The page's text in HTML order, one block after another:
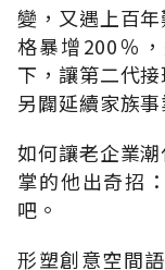
變，又遇上百
格暴增200％
下，讓第二代
另闢延續家族事
如何讓老企業
掌的他出奇招
吧。
形塑創意空間